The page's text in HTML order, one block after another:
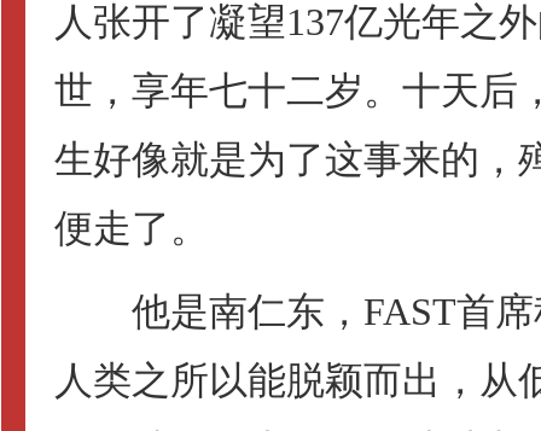
人张开了凝望137亿光年之
世，享年七十二岁。十天后
生好像就是为了这事来的，
便走了。
他是南仁东，FAST首席
人类之所以能脱颖而出，从